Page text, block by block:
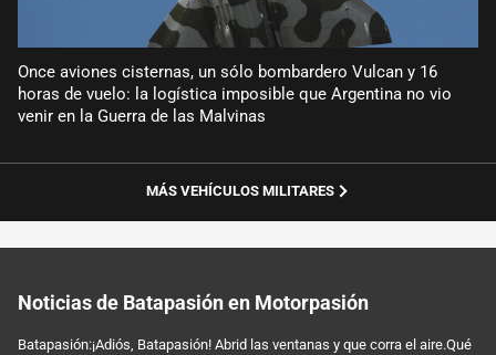
Once aviones cisternas, un sólo bombardero Vulcan y 16
horas de vuelo: la logística imposible que Argentina no vio
venir en la Guerra de las Malvinas
MÁS VEHÍCULOS MILITARES
Noticias de Batapasión en Motorpasión
Batapasión:¡Adiós, Batapasión! Abrid las ventanas y que corra el aire.Qué